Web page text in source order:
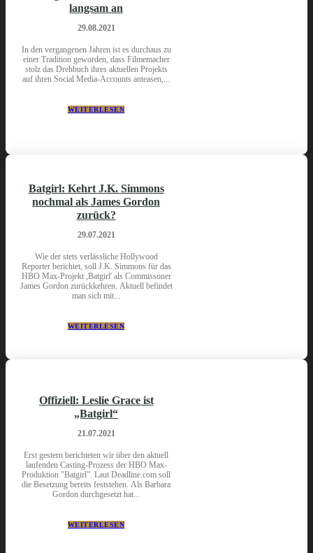
langsam an
29.08.2021
In den vergangenen Jahren ist es durchaus zu
einer Tradition geworden, dass Filmemacher
stolz das Drehbuch ihres aktuellen Projekts
auf ihren Social Media-Accounts anteasen,...
WEITERLESEN
Batgirl: Kehrt J.K. Simmons
nochmal als James Gordon
zurück?
29.07.2021
Wie der stets verlässliche Hollywood
Reporter berichtet, soll J.K. Simmons für das
HBO Max-Projekt ,Batgirl' als Commissoner
James Gordon zurückkehren. Aktuell befindet
man sich mit...
WEITERLESEN
Offiziell: Leslie Grace ist
„Batgirl“
21.07.2021
Erst gestern berichteten wir über den aktuell
laufenden Casting-Prozess der HBO Max-
Produktion "Batgirl". Laut Deadline.com soll
die Besetzung bereits feststehen. Als Barbara
Gordon durchgesetzt hat...
WEITERLESEN